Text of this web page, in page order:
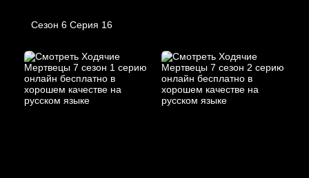
Сезон 6 Серия 16